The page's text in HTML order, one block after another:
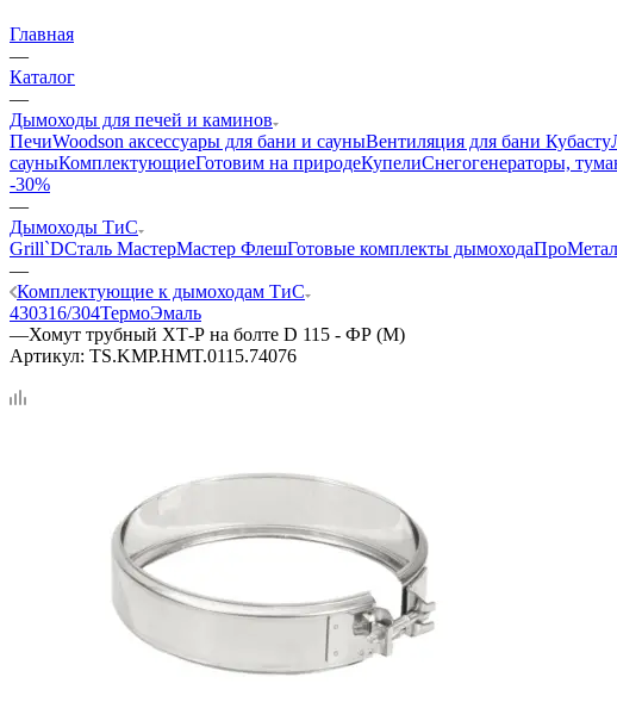
Главная
—
Каталог
—
Дымоходы для печей и каминов
ПечиWoodson аксессуары для бани и сауныВентиляция для бани Кубасту
сауныКомплектующиеГотовим на природеКупелиСнегогенераторы,
-30%
—
Дымоходы ТиС
Grill`DСталь МастерМастер ФлешГотовые комплекты дымохода
—
Комплектующие к дымоходам ТиС
430316/304ТермоЭмаль
—Хомут трубный ХТ-Р на болте D 115 - ФР (М)
Артикул: TS.KMP.HMT.0115.74076